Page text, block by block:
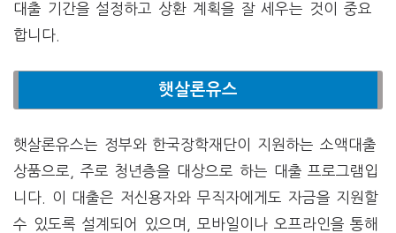
대출 기간을 설정하고 상환 계획을 잘 세우는 것이 중요
합니다.
햇살론유스
햇살론유스는 정부와 한국장학재단이 지원하는 소액대출
상품으로, 주로 청년층을 대상으로 하는 대출 프로그램입
니다. 이 대출은 저신용자와 무직자에게도 자금을 지원할
수 있도록 설계되어 있으며, 모바일이나 오프라인을 통해